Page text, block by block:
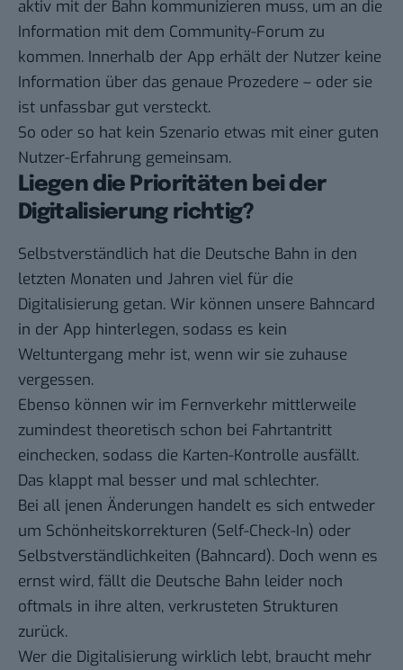
aktiv mit der Bahn kommunizieren muss, um an die
Information mit dem Community-Forum zu
kommen. Innerhalb der App erhält der Nutzer keine
Information über das genaue Prozedere – oder sie
ist unfassbar gut versteckt.
So oder so hat kein Szenario etwas mit einer guten
Nutzer-Erfahrung gemeinsam.
Liegen die Prioritäten bei der
Digitalisierung richtig?
Selbstverständlich hat die Deutsche Bahn in den
letzten Monaten und Jahren viel für die
Digitalisierung getan. Wir können unsere Bahncard
in der App hinterlegen, sodass es kein
Weltuntergang mehr ist, wenn wir sie zuhause
vergessen.
Ebenso können wir im Fernverkehr mittlerweile
zumindest theoretisch schon bei Fahrtantritt
einchecken, sodass die Karten-Kontrolle ausfällt.
Das klappt mal besser und mal schlechter.
Bei all jenen Änderungen handelt es sich entweder
um Schönheitskorrekturen (Self-Check-In) oder
Selbstverständlichkeiten (Bahncard). Doch wenn es
ernst wird, fällt die Deutsche Bahn leider noch
oftmals in ihre alten, verkrusteten Strukturen
zurück.
Wer die Digitalisierung wirklich lebt, braucht mehr